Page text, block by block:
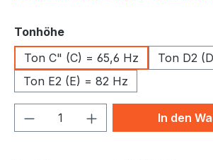
Tonhöheauswählen
Ton C" (C) = 65,6 Hz
Ton D2
Ton E2 (E) = 82 Hz
Produkt Anzahl: Gib den
In den